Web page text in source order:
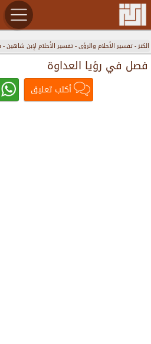
الكنز-تفسير الأحلام والرؤى-تفسير الأحلام لإبن شاهين-
فصل في رؤيا العداوة
أكتب تعليق